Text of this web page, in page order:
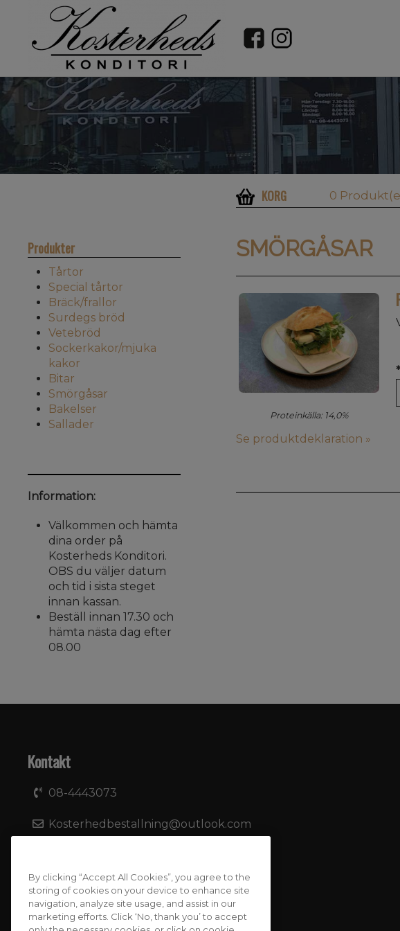
KORG 0
SMÖRGÅSAR
Proteinkälla: 14,0%
Se produktdeklaration »
*
Produkter
Tårtor
Special tårtor
Bräck/frallor
Surdegs bröd
Vetebröd
Sockerkakor/mjuka
kakor
Bitar
Smörgåsar
Bakelser
Sallader
Information:
Välkommen och hämta
dina order på
Kosterheds Konditori.
OBS du väljer datum
och tid i sista steget
innan kassan.
Beställ innan 17.30 och
hämta nästa dag efter
08.00
Kontakt
08-4443073
Kosterhedbestallning@outlook.com
171 58 SOLNA
By clicking “Accept All Cookies”, you agree to the
storing of cookies on your device to enhance site
navigation, analyze site usage, and assist in our
marketing efforts. Click ‘No, thank you’ to accept